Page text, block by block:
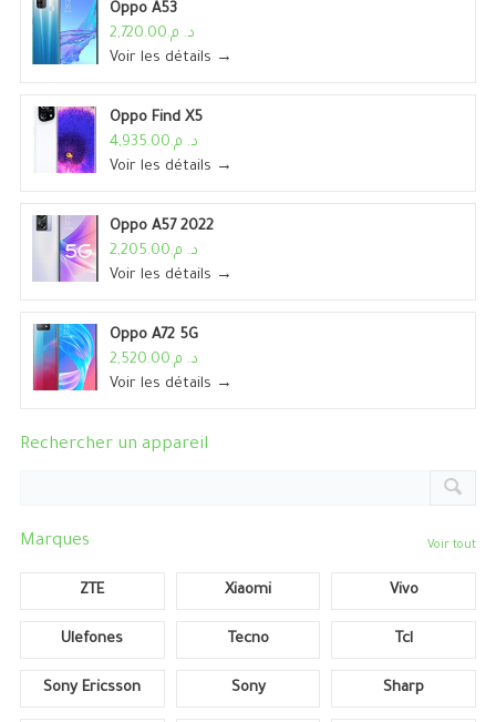
Oppo A53
د. م.2,720.00
Voir les détails →
Oppo Find X5
د. م.4,935.00
Voir les détails →
Oppo A57 2022
د. م.2,205.00
Voir les détails →
Oppo A72 5G
د. م.2,520.00
Voir les détails →
Rechercher un appareil
Marques Voir tout
ZTE Xiaomi Vivo
Ulefones Tecno Tcl
Sony Ericsson Sony Sharp